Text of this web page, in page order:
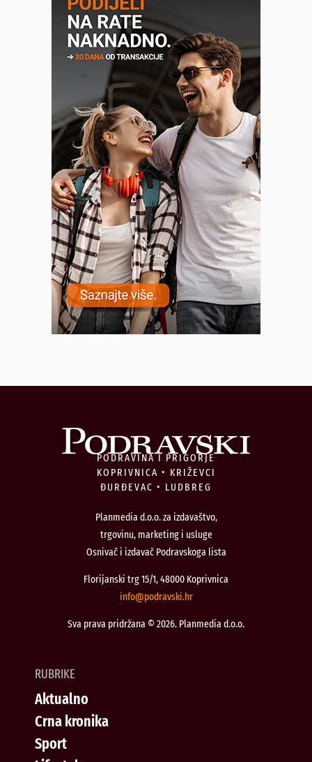
PODRAVINA I PRIGORJE
KOPRIVNICA • KRIŽEVCI
ĐURĐEVAC • LUDBREG
Planmedia d.o.o. za izdavaštvo,
trgovinu, marketing i usluge
Osnivač i izdavač Podravskoga lista
Florijanski trg 15/1, 48000 Koprivnica
rh.iksvardop
@ofni
Sva prava pridržana © 2026. Planmedia d.o.o.
RUBRIKE
Aktualno
Crna kronika
Sport